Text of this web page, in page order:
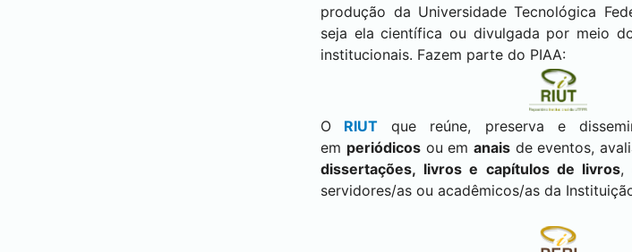
produção da Universidade Tecnológica
seja ela científica ou divulgada por meio
institucionais. Fazem parte do PIAA:
O RIUT que reúne, preserva e
em periódicosou em anaisde eventos,
dissertações, livros e capítulos de livros,
servidores/as ou acadêmicos/as da